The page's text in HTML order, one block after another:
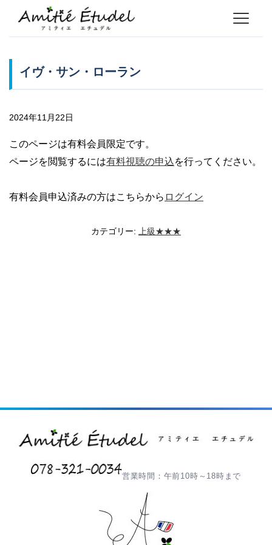
イヴ・サン・ローラン
2024年11月22日
このページは有料会員限定です。
ページを閲覧するには有料視聴の申込を行ってください。
有料会員申込済みの方はこちらから ログイン
カテゴリー: 上級★★★
営業時間：午前10時～18時まで